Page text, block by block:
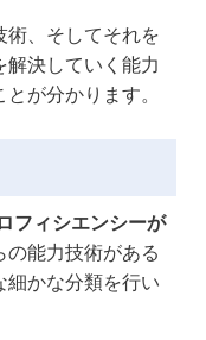
術、そしてそれを
解決していく能力
が分かります。
フィシエンシーが
の能力技術がある
細かな分類を行い